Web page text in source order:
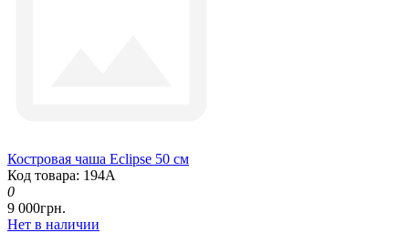
Костровая чаша Eclipse 50 см
Код товара: 194А
0
9 000грн.
Нет в наличии